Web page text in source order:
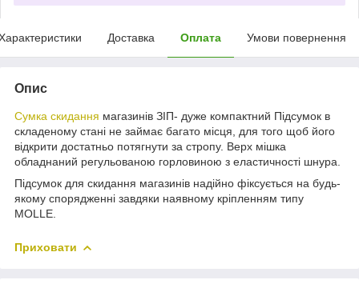
Доставка Оплата Умови повернення
Опис
Сумка скидання магазинів ЗІП- дуже компактний Підсумок в
складеному стані не займає багато місця, для того щоб його
відкрити достатньо потягнути за стропу. Верх мішка
обладнаний регульованою горловиною з еластичності шнура.
Підсумок для скидання магазинів надійно фіксується на будь-
якому спорядженні завдяки наявному кріпленням типу
MOLLE.
Приховати